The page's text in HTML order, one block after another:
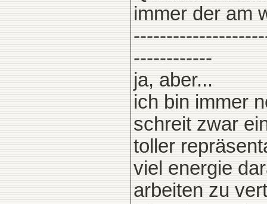
immer der am
------------
ja, aber...
ich bin immer
schreit zwar
toller
viel energie
arbeiten zu